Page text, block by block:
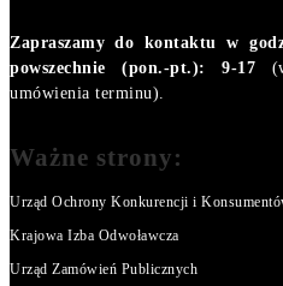
Zapraszamy do kontaktu w
powszechnie (pon.-pt.): 9-17
umówienia terminu).
Ważne strony:
Urząd Ochrony Konkurencji i
Krajowa Izba Odwoławcza
Urząd Zamówień Publicznych